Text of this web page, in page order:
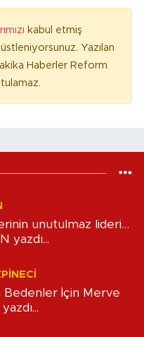
kabul etmiş
Yazılan
Haberler Reform
unutulmaz lideri…
yazdı...
Bedenler İçin Merve